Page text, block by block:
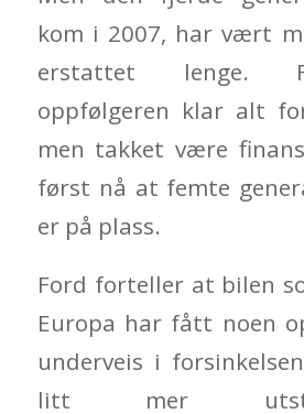
kom i 2007, har vært
erstattet lenge.
oppfølgeren klar alt
men takket være
først nå at femte
er på plass.
Ford forteller at bilen
Europa har fått noen
underveis i
litt mer